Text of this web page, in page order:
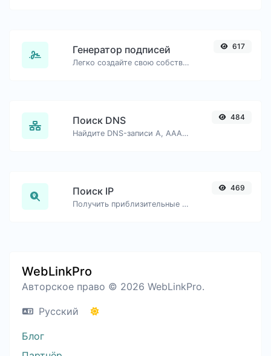
Генератор подписей
Легко создайте свою собственную подпись и скачайте её без труда.
617
Поиск DNS
Найдите DNS-записи A, AAAA, CNAME, MX, NS, TXT, SOA хоста.
484
Поиск IP
Получить приблизительные данные об IP.
469
WebLinkPro
Авторское право © 2026 WebLinkPro.
Русский
Блог